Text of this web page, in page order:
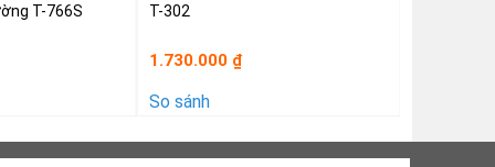
T-766S T-302
1.730.000 ₫
So sánh